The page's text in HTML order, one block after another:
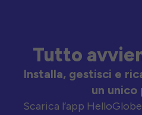
Tutto
Installa, gestisci e
un unico
Scarica l’app